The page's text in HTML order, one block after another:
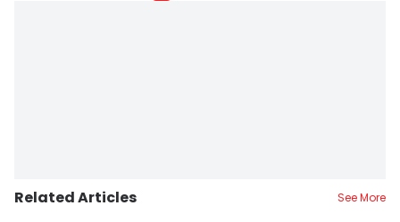
Related Articles See More